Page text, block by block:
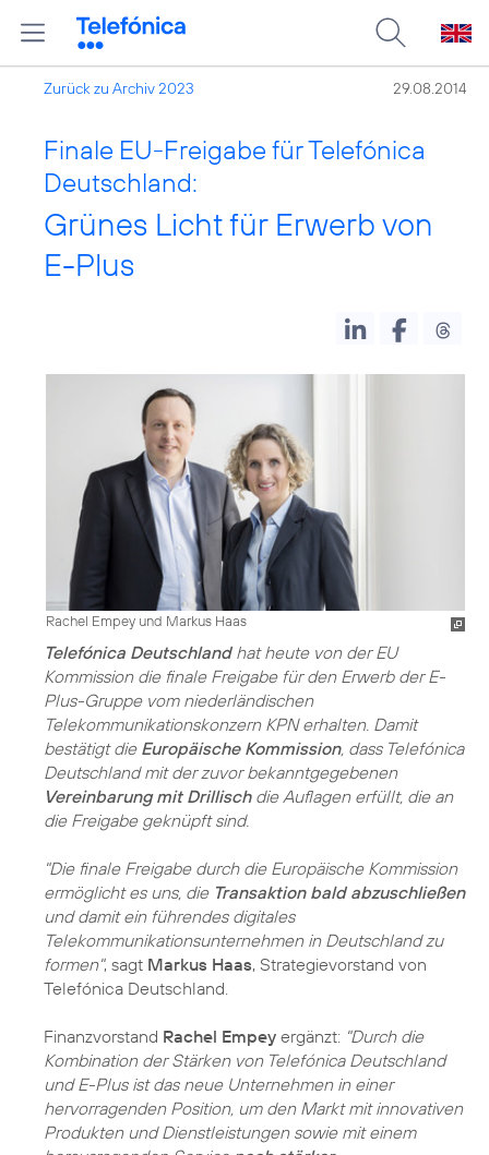
Zurück zu Archiv 2023 29.08.2014
Finale EU-Freigabe für Telefónica
Deutschland:
Grünes Licht für Erwerb von
E-Plus
Rachel Empey und Markus Haas
Telefónica Deutschlandhat heute von der EU
Kommission die finale Freigabe für den Erwerb der E-
Plus-Gruppe vom niederländischen
Telekommunikationskonzern KPN erhalten. Damit
bestätigt die Europäische Kommission, dass Telefónica
Deutschland mit der zuvor bekanntgegebenen
Vereinbarung mit Drillischdie Auflagen erfüllt, die an
die Freigabe geknüpft sind.
"Die finale Freigabe durch die Europäische Kommission
ermöglicht es uns, die Transaktion bald abzuschließen
und damit ein führendes digitales
Telekommunikationsunternehmen in Deutschland zu
formen", sagt Markus Haas, Strategievorstand von
Telefónica Deutschland.
Finanzvorstand Rachel Empey ergänzt: "Durch die
Kombination der Stärken von Telefónica Deutschland
und E-Plus ist das neue Unternehmen in einer
hervorragenden Position, um den Markt mit innovativen
Produkten und Dienstleistungen sowie mit einem